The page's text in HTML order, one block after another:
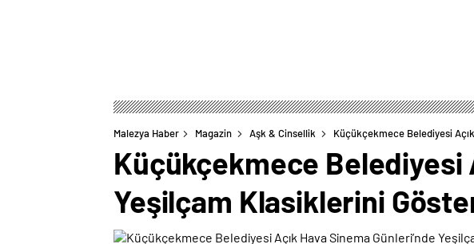
Malezya Haber Magazin Aşk & Cinsellik Küçükçekmece Belediyesi
Küçükçekmece Belediyesi
Yeşilçam Klasiklerini